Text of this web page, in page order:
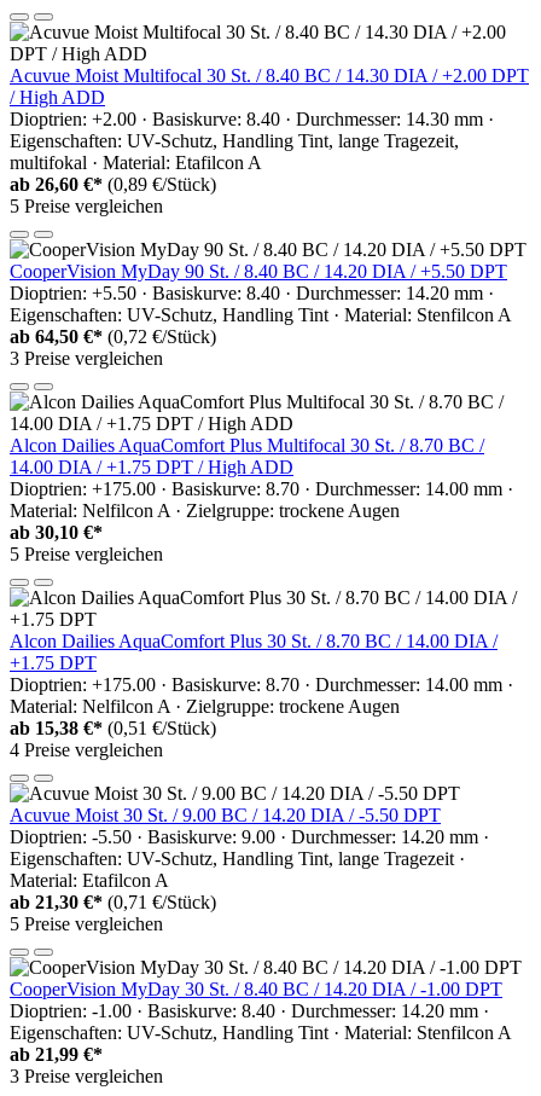
Acuvue Moist Multifocal 30 St. / 8.40 BC / 14.30 DIA / +2.00 DPT
/ High ADD
Dioptrien: +2.00 · Basiskurve: 8.40 · Durchmesser: 14.30 mm ·
Eigenschaften: UV-Schutz, Handling Tint, lange Tragezeit,
multifokal · Material: Etafilcon A
ab 26,60 €* (0,89 €/Stück)
5 Preise vergleichen
CooperVision MyDay 90 St. / 8.40 BC / 14.20 DIA / +5.50 DPT
Dioptrien: +5.50 · Basiskurve: 8.40 · Durchmesser: 14.20 mm ·
Eigenschaften: UV-Schutz, Handling Tint · Material: Stenfilcon A
ab 64,50 €* (0,72 €/Stück)
3 Preise vergleichen
Alcon Dailies AquaComfort Plus Multifocal 30 St. / 8.70 BC /
14.00 DIA / +1.75 DPT / High ADD
Dioptrien: +175.00 · Basiskurve: 8.70 · Durchmesser: 14.00 mm ·
Material: Nelfilcon A · Zielgruppe: trockene Augen
ab 30,10 €*
5 Preise vergleichen
Alcon Dailies AquaComfort Plus 30 St. / 8.70 BC / 14.00 DIA /
+1.75 DPT
Dioptrien: +175.00 · Basiskurve: 8.70 · Durchmesser: 14.00 mm ·
Material: Nelfilcon A · Zielgruppe: trockene Augen
ab 15,38 €* (0,51 €/Stück)
4 Preise vergleichen
Acuvue Moist 30 St. / 9.00 BC / 14.20 DIA / -5.50 DPT
Dioptrien: -5.50 · Basiskurve: 9.00 · Durchmesser: 14.20 mm ·
Eigenschaften: UV-Schutz, Handling Tint, lange Tragezeit ·
Material: Etafilcon A
ab 21,30 €* (0,71 €/Stück)
5 Preise vergleichen
CooperVision MyDay 30 St. / 8.40 BC / 14.20 DIA / -1.00 DPT
Dioptrien: -1.00 · Basiskurve: 8.40 · Durchmesser: 14.20 mm ·
Eigenschaften: UV-Schutz, Handling Tint · Material: Stenfilcon A
ab 21,99 €*
3 Preise vergleichen